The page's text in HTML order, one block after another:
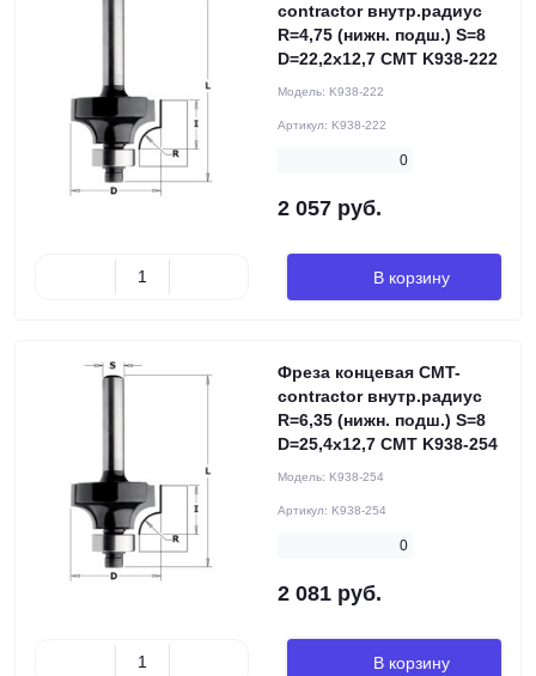
contractor внутр.радиус
R=4,75 (нижн. подш.) S=8
D=22,2x12,7 CMT K938-222
Модель: K938-222
Артикул: K938-222
0
2 057 руб.
В корзину
Фреза концевая CMT-
contractor внутр.радиус
R=6,35 (нижн. подш.) S=8
D=25,4x12,7 CMT K938-254
Модель: K938-254
Артикул: K938-254
0
2 081 руб.
В корзину